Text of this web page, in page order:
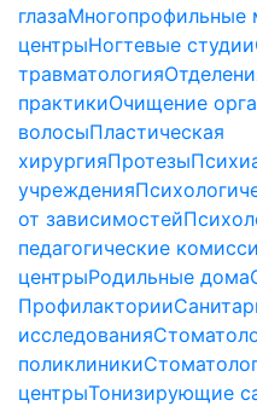
глазаМногопрофильные
центрыНогтевые студии
травматология
практикиОчищение
волосыПластическая
хирургияПротезы
учреждения
от зависимостей
педагогические
центрыРодильные дома
Профилактории
исследования
поликлиники
центрыТонизирующие